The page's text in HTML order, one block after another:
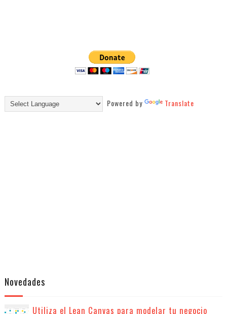
Powered by Translate
Novedades
Utiliza el Lean Canvas para modelar tu negocio